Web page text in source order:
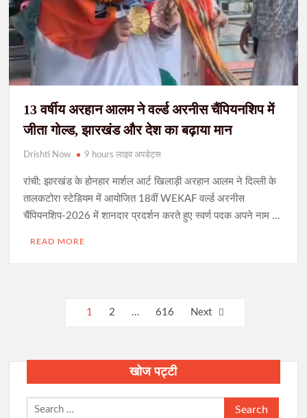
13 वर्षीय अरहान आलम ने वर्ल्ड अरनीस चैंपियनशिप में
जीता गोल्ड, झारखंड और देश का बढ़ाया मान
Drishti Now 9 hours लाइव अपडेट्स
रांची: झारखंड के होनहार मार्शल आर्ट खिलाड़ी अरहान आलम ने दिल्ली के
तालकटोरा स्टेडियम में आयोजित 18वीं WEKAF वर्ल्ड अरनीस
चैंपियनशिप-2026 में शानदार प्रदर्शन करते हुए स्वर्ण पदक अपने नाम …
READ MORE
1 2 … 616 Next
खोज पट्टी
Search